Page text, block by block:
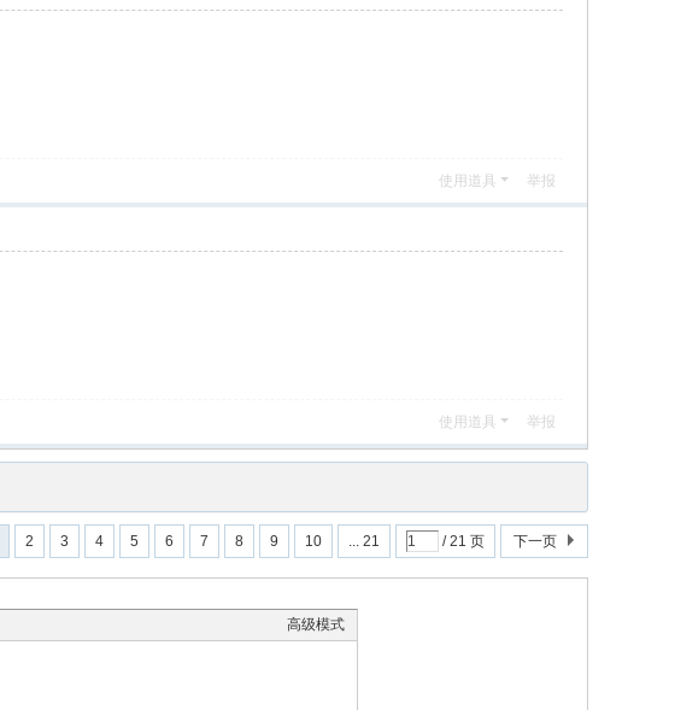
使用道具 举报
使用道具 举报
2 3 4 5 6 7 8 9 10 ... 21 / 21 页 下一页
高级模式